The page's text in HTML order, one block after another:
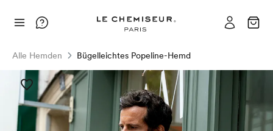
Alle Hemden Bügelleichtes Popeline-Hemd